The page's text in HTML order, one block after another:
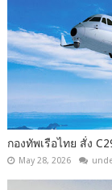
กองทัพเรือไทย สั่ง
May 28, 2026